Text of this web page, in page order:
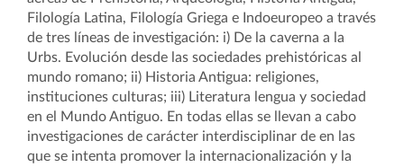
Filología Latina, Filología Griega e Indoeuropeo a través
de tres líneas de investigación: i) De la caverna a la
Urbs. Evolución desde las sociedades prehistóricas al
mundo romano; ii) Historia Antigua: religiones,
instituciones culturas; iii) Literatura lengua y sociedad
en el Mundo Antiguo. En todas ellas se llevan a cabo
investigaciones de carácter interdisciplinar de en las
que se intenta promover la internacionalización y la